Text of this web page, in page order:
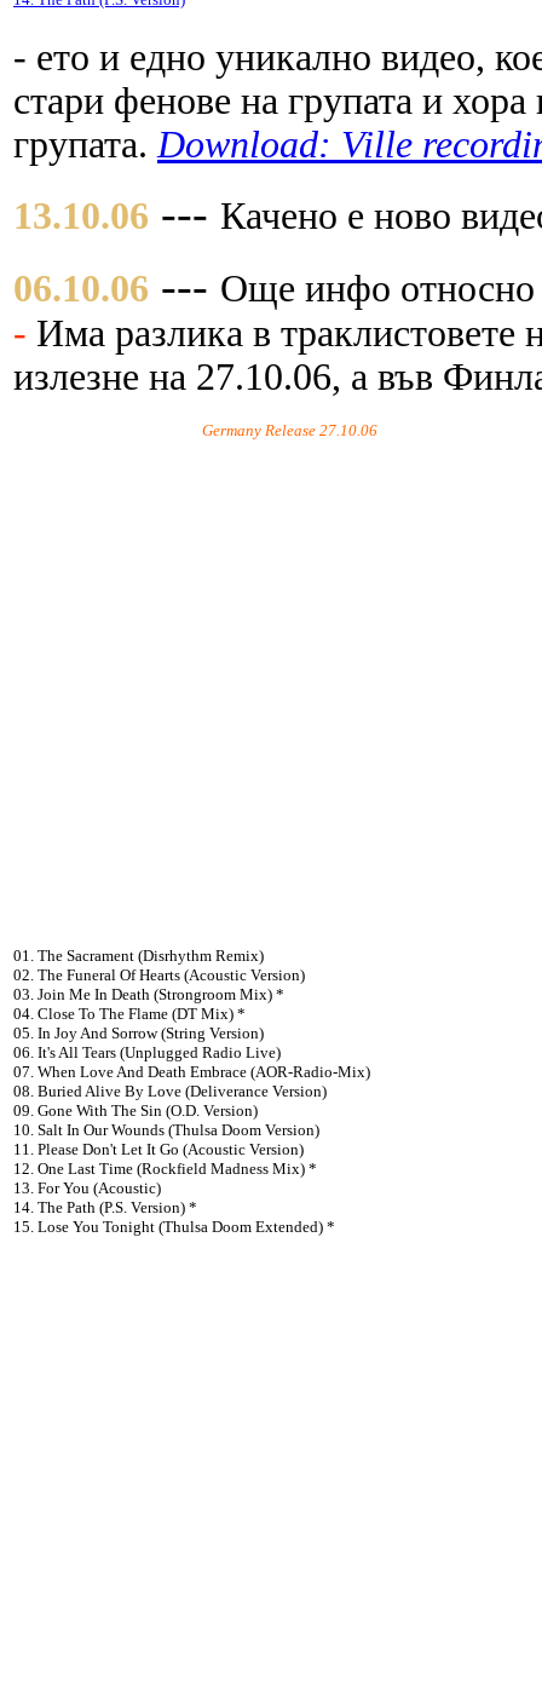
- ето и едно уникално видео,
стари фенове на групата и
групата. Download: Ville
13.10.06 --- Качено е ново
06.10.06 --- Още инфо относно
- Има разлика в
излезне на 27.10.06, а във
Germany Release 27.10.06
01. The Sacrament (Disrhythm Remix)
02. The Funeral Of Hearts (Acoustic Version)
03. Join Me In Death (Strongroom Mix) *
04. Close To The Flame (DT Mix) *
05. In Joy And Sorrow (String Version)
06. It's All Tears (Unplugged Radio Live)
07. When Love And Death Embrace (AOR-Radio-Mix)
08. Buried Alive By Love (Deliverance Version)
09. Gone With The Sin (O.D. Version)
10. Salt In Our Wounds (Thulsa Doom Version)
11. Please Don't Let It Go (Acoustic Version)
12. One Last Time (Rockfield Madness Mix) *
13. For You (Acoustic)
14. The Path (P.S. Version) *
15. Lose You Tonight (Thulsa Doom Extended) *